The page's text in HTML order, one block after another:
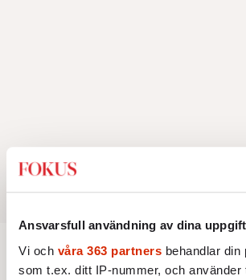
Ansvarsfull användning av dina
Vi och våra 363 partners behandlar din
som t.ex. ditt IP-nummer, och använder
Podcast